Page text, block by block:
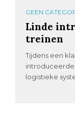
GEEN
Linde
treinen
Tijdens een
introduceerde
logistieke